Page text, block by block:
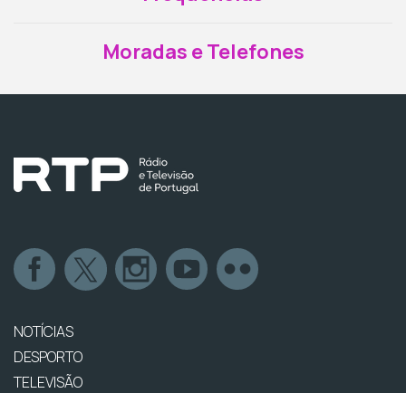
Moradas e Telefones
NOTÍCIAS
DESPORTO
TELEVISÃO